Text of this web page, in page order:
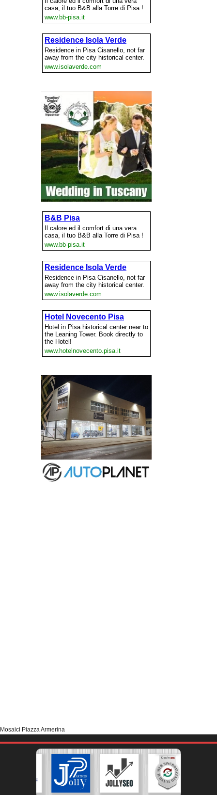
Mosaici Piazza Armerina